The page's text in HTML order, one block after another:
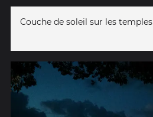
Couche de soleil sur les temples